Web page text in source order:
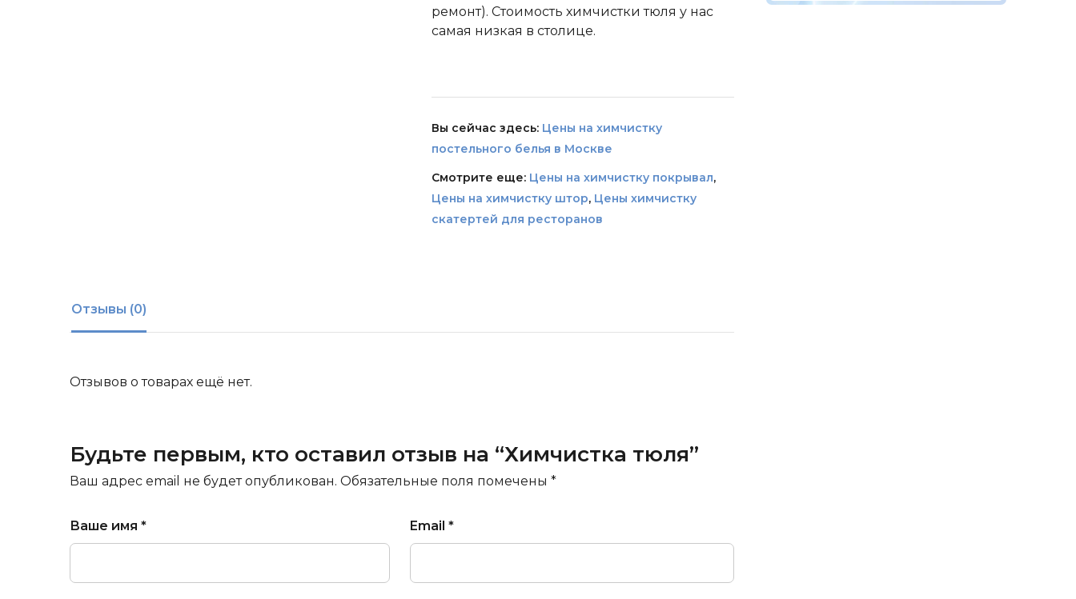
ремонт). Стоимость химчистки тюля у нас
самая низкая в столице.
Вы сейчас здесь: Цены на химчистку
постельного белья в Москве
Смотрите еще: Цены на химчистку покрывал,
Цены на химчистку штор, Цены химчистку
скатертей для ресторанов
Отзывы (0)
Отзывов о товарах ещё нет.
Будьте первым, кто оставил отзыв на “Химчистка тюля”
Ваш адрес email не будет опубликован. Обязательные поля помечены *
Ваше имя * Email *